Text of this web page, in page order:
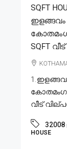
SQFT
ഇളങ്ങവം
SQFT
വീട്
32008
HOUSE